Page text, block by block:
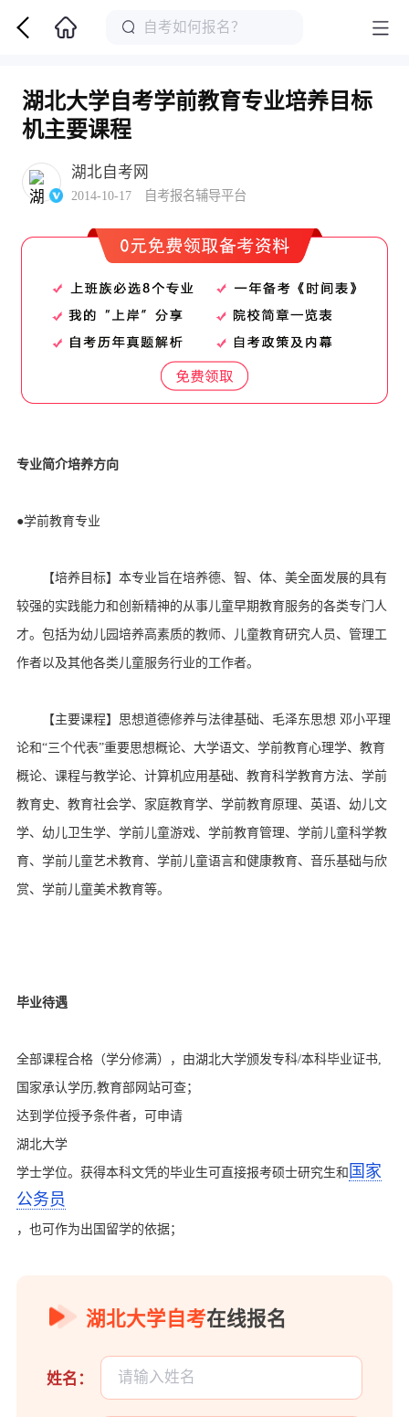
湖北大学自考学前教育专业培养目标
机主要课程
湖北自考网
2014-10-17 自考报名辅导平台
专业简介培养方向
●学前教育专业
【培养目标】本专业旨在培养德、智、体、美全面发展的具有
较强的实践能力和创新精神的从事儿童早期教育服务的各类专门人
才。包括为幼儿园培养高素质的教师、儿童教育研究人员、管理工
作者以及其他各类儿童服务行业的工作者。
【主要课程】思想道德修养与法律基础、毛泽东思想 邓小平理
论和“三个代表”重要思想概论、大学语文、学前教育心理学、教育
概论、课程与教学论、计算机应用基础、教育科学教育方法、学前
教育史、教育社会学、家庭教育学、学前教育原理、英语、幼儿文
学、幼儿卫生学、学前儿童游戏、学前教育管理、学前儿童科学教
育、学前儿童艺术教育、学前儿童语言和健康教育、音乐基础与欣
赏、学前儿童美术教育等。
毕业待遇
全部课程合格（学分修满），由湖北大学颁发专科/本科毕业证书,
国家承认学历,教育部网站可查；
达到学位授予条件者，可申请
湖北大学
学士学位。获得本科文凭的毕业生可直接报考硕士研究生和 国家
公务员
，也可作为出国留学的依据；
湖北大学自考在线报名
姓名：